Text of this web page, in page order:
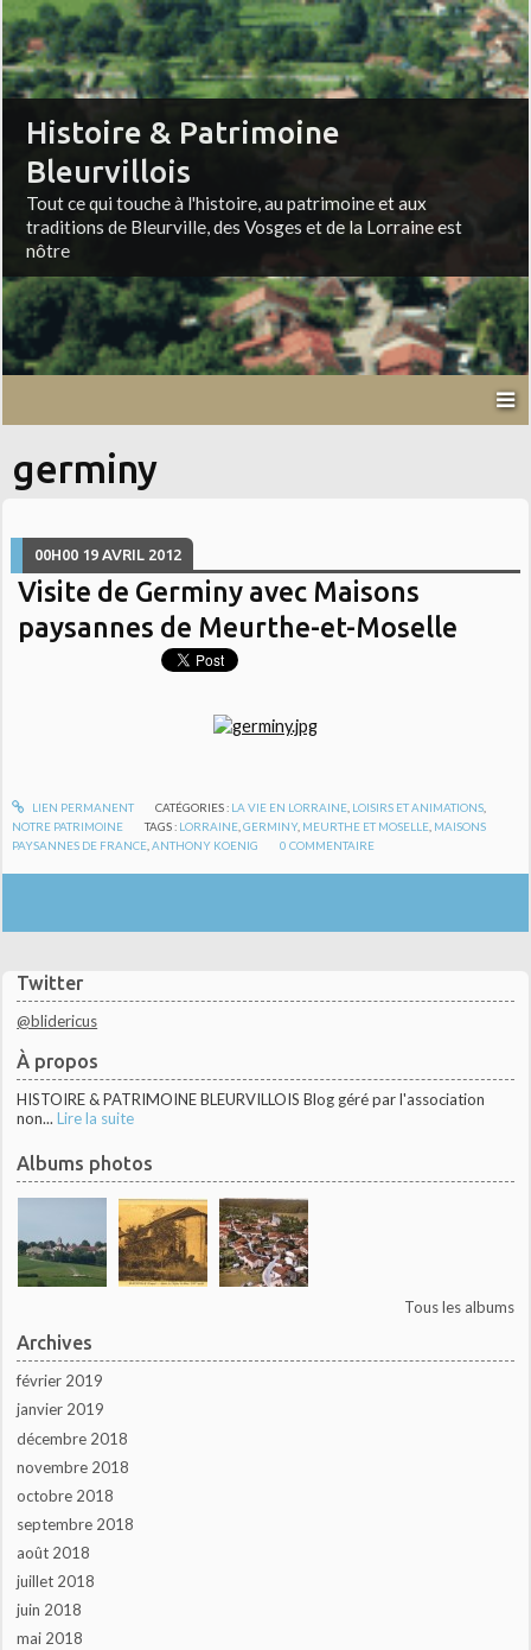
Twitter
@blidericus
À propos
HISTOIRE & PATRIMOINE BLEURVILLOIS Blog géré par l'association
non... Lire la suite
Albums photos
Tous les albums
Archives
février 2019
janvier 2019
décembre 2018
novembre 2018
octobre 2018
septembre 2018
août 2018
juillet 2018
juin 2018
mai 2018
Histoire & Patrimoine
Bleurvillois
Tout ce qui touche à l'histoire, au patrimoine et aux
traditions de Bleurville, des Vosges et de la Lorraine est
nôtre
germiny
00H00 19 AVRIL 2012
Visite de Germiny avec Maisons
paysannes de Meurthe-et-Moselle
LIEN PERMANENT CATÉGORIES : LA VIE EN LORRAINE, LOISIRS ET ANIMATIONS,
NOTRE PATRIMOINE
TAGS : LORRAINE ,GERMINY, MEURTHE ET MOSELLE MAISONS
PAYSANNES DE FRANCE ,ANTHONY KOENIG 0 COMMENTAIRE